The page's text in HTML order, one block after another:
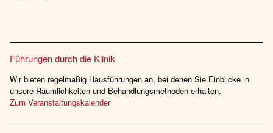
Führungen durch die Klinik
Wir bieten regelmäßig Hausführungen an, bei denen Sie Einblicke in
unsere Räumlichkeiten und Behandlungsmethoden erhalten.
Zum Veranstaltungskalender